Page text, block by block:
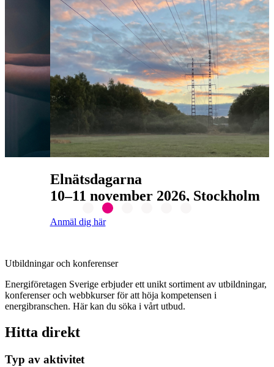
Elnätsdagarna
10–11 november 2026, Stockholm
Anmäl dig här
Utbildningar och konferenser
Energiföretagen Sverige erbjuder ett unikt sortiment av utbildningar,
konferenser och webbkurser för att höja kompetensen i
energibranschen. Här kan du söka i vårt utbud.
Hitta direkt
Typ av aktivitet